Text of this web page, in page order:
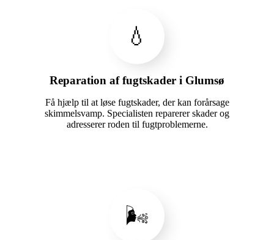
💧
Reparation af fugtskader i Glumsø
Få hjælp til at løse fugtskader, der kan forårsage
skimmelsvamp. Specialisten reparerer skader og
adresserer roden til fugtproblemerne.
🌬️